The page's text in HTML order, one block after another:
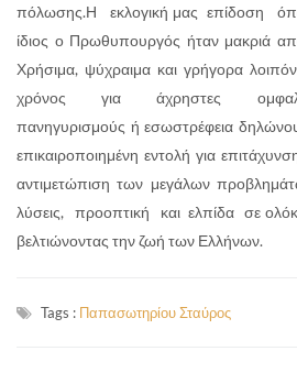
πόλωσης.Η εκλογική μας επίδοση
ίδιος ο Πρωθυπουργός ήταν μακριά
Χρήσιμα, ψύχραιμα και γρήγορα
χρόνος για άχρηστες
πανηγυρισμούς ή εσωστρέφεια
επικαιροποιημένη εντολή για
αντιμετώπιση των μεγάλων
λύσεις, προοπτική και ελπίδα σε
βελτιώνοντας την ζωή των Ελλήνων.
Tags : Παπασωτηρίου Σταύρος